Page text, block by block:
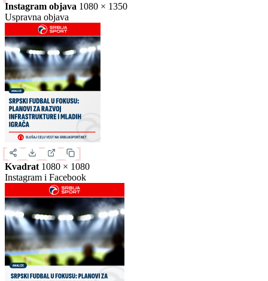
Instagram objava 1080 × 1350
Uspravna objava
Kvadrat 1080 × 1080
Instagram i Facebook